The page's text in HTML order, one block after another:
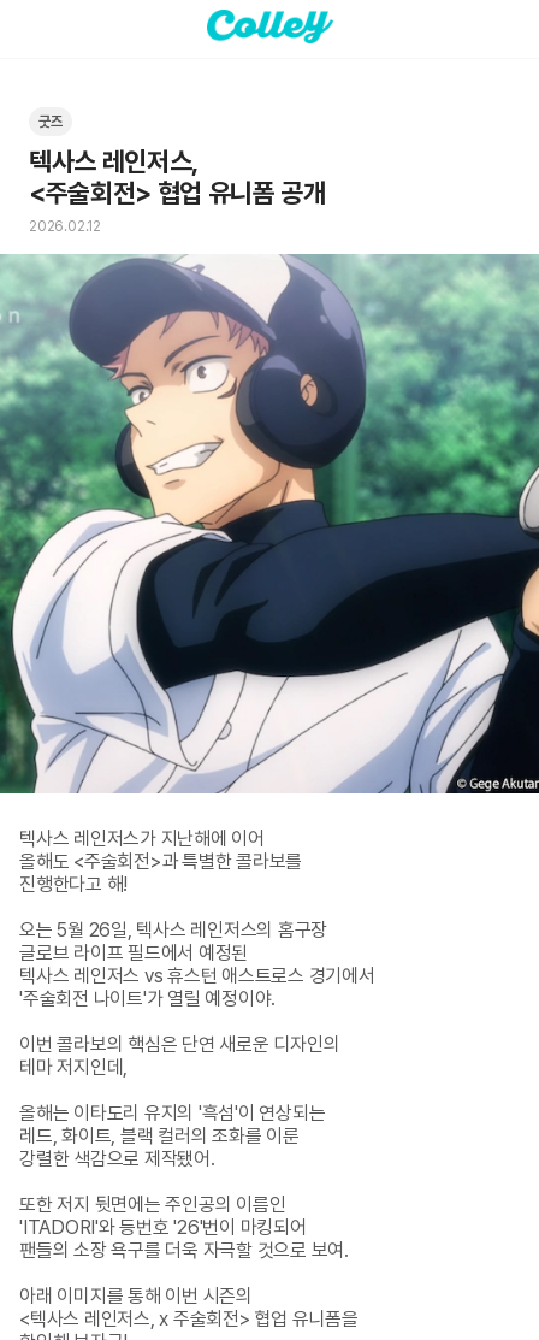
굿즈
텍사스 레인저스,
<주술회전> 협업 유니폼 공개
2026.02.12
텍사스 레인저스가 지난해에 이어
올해도 <주술회전>과 특별한 콜라보를
진행한다고 해!
오는 5월 26일, 텍사스 레인저스의 홈구장
글로브 라이프 필드에서 예정된
텍사스 레인저스 vs 휴스턴 애스트로스 경기에서
'주술회전 나이트'가 열릴 예정이야.
이번 콜라보의 핵심은 단연 새로운 디자인의
테마 저지인데,
올해는 이타도리 유지의 '흑섬'이 연상되는
레드, 화이트, 블랙 컬러의 조화를 이룬
강렬한 색감으로 제작됐어.
또한 저지 뒷면에는 주인공의 이름인
'ITADORI'와 등번호 '26'번이 마킹되어
팬들의 소장 욕구를 더욱 자극할 것으로 보여.
아래 이미지를 통해 이번 시즌의
<텍사스 레인저스, x 주술회전> 협업 유니폼을